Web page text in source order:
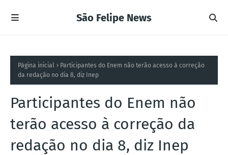
São Felipe News
Página inicial
Participantes do Enem não terão acesso à correção
da redação no dia 8, diz Inep
Participantes do Enem não
terão acesso à correção da
redação no dia 8, diz Inep